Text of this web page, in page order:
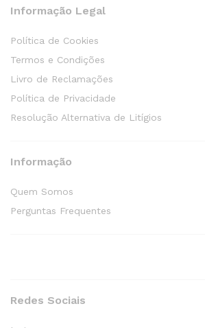
Informação Legal
Política de Cookies
Termos e Condições
Livro de Reclamações
Política de Privacidade
Resolução Alternativa de Litígios
Informação
Quem Somos
Perguntas Frequentes
Redes Sociais